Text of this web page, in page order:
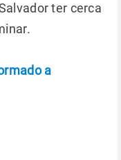
ter cerca
a